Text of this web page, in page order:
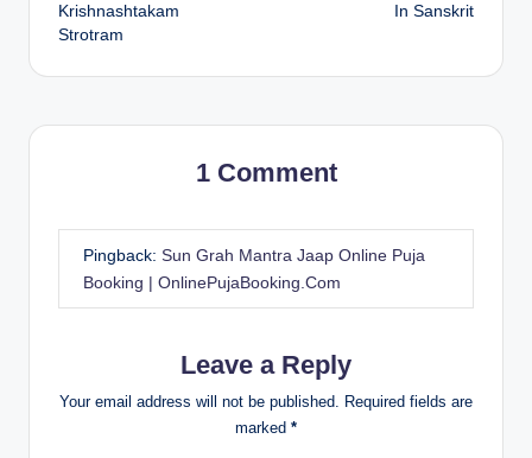
Krishnashtakam
Strotram
In Sanskrit
1 Comment
Pingback: Sun Grah Mantra Jaap Online Puja
Booking | OnlinePujaBooking.Com
Leave a Reply
Your email address will not be published. Required fields are
marked *